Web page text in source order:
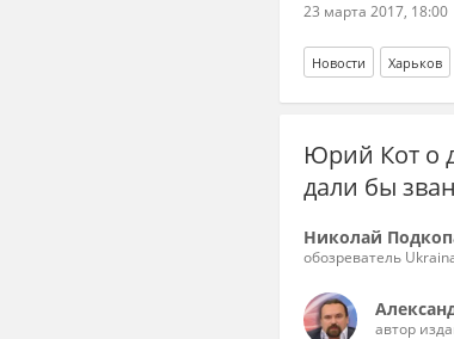
23 марта 2017, 18:00
Новости Харьков
Юрий Кот о
дали бы
Николай
обозреватель
автор